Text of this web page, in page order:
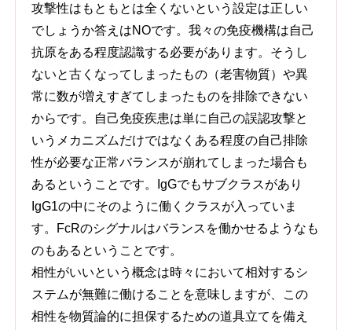
攻撃性はもともとは全くないという設定は正しい
でしょうか答えはNOです。我々の免疫機構は自己
抗原をある程度認識する必要があります。そうし
ないと古くなってしまったもの（老害物質）や異
常に数が増えすぎてしまったものを排除できない
からです。自己免疫疾患は単に自己の誤認攻撃と
いうメカニズムだけではなくある程度の自己排除
性が必要な正常バランスが崩れてしまった場合も
あるということです。IgGでもサブクラスがあり
IgG1の中にそのように働くクラスが入っていま
す。FcRのシグナルはバランスを働かせるようなも
のもあるということです。
相性がいいという概念は時々において相対するシ
ステムが無難に働けることを意味しますが、この
相性を物質論的に担保するための道具立てを備え